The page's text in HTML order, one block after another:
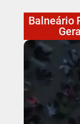
Balneário
Geral